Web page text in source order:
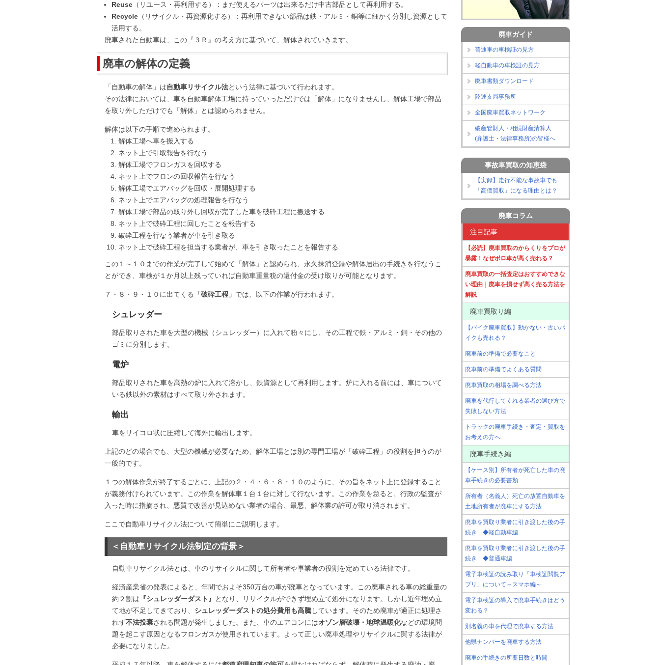
Reuse （リユース・再利用する）：まだ使えるパーツは出来るだけ中古部品として再利用する。
Recycle （リサイクル・再資源化する）：再利用できない部品は鉄・アルミ・銅等に細かく分別し資源として
活用する。
廃車された自動車は、この『３Ｒ』の考え方に基づいて、解体されていきます。
廃車の解体の定義
「自動車の解体」は自動車リサイクル法という法律に基づいて行われます。
その法律においては、車を自動車解体工場に持っていっただけでは「解体」になりませんし、解体工場で部品
を取り外しただけでも「解体」とは認められません。
解体は以下の手順で進められます。
解体工場へ車を搬入する
ネット上で引取報告を行なう
解体工場でフロンガスを回収する
ネット上でフロンの回収報告を行なう
解体工場でエアバッグを回収・展開処理する
ネット上でエアバッグの処理報告を行なう
解体工場で部品の取り外し回収が完了した車を破砕工程に搬送する
ネット上で破砕工程に回したことを報告する
破砕工程を行なう業者が車を引き取る
ネット上で破砕工程を担当する業者が、車を引き取ったことを報告する
この１～１０までの作業が完了して始めて「解体」と認められ、永久抹消登録や解体届出の手続きを行なうこ
とができ、車検が１か月以上残っていれば自動車重量税の還付金の受け取りが可能となります。
７・８・９・１０に出てくる 「破砕工程」 では、以下の作業が行われます。
シュレッダー
部品取りされた車を大型の機械（シュレッダー）に入れて粉々にし、その工程で鉄・アルミ・銅・その他の
ゴミに分別します。
電炉
部品取りされた車を高熱の炉に入れて溶かし、鉄資源として再利用します。炉に入れる前には、車について
いる鉄以外の素材はすべて取り外されます。
輸出
車をサイコロ状に圧縮して海外に輸出します。
上記のどの場合でも、大型の機械が必要なため、解体工場とは別の専門工場が「破砕工程」の役割を担うのが
一般的です。
１つの解体作業が終了するごとに、上記の２・４・６・８・１０のように、その旨をネット上に登録すること
が義務付けられています。この作業を解体車１台１台に対して行ないます。この作業を怠ると、行政の監査が
入った時に指摘され、悪質で改善が見込めない業者の場合、最悪、解体業の許可が取り消されます。
ここで自動車リサイクル法について簡単にご説明します。
＜自動車リサイクル法制定の背景＞
自動車リサイクル法とは、車のリサイクルに関して所有者や事業者の役割を定めている法律です。
経済産業省の発表によると、年間でおよそ350万台の車が廃車となっています。この廃車される車の総重量の
約２割は 『シュレッダーダスト』
となり、リサイクルができず埋め立て処分になります。しかし近年埋め立
て地が不足してきており、 シュレッダーダストの処分費用も高騰しています。そのため廃車が適正に処理さ
れず不法投棄される問題が発生しました。また、車のエアコンにはオゾン層破壊・地球温暖化などの環境問
題を起こす原因となるフロンガスが使用されています。よって正しい廃車処理やリサイクルに関する法律が
必要になりました。
廃車ガイド
普通車の車検証の見方
軽自動車の車検証の見方
廃車書類ダウンロード
陸運支局事務所
全国廃車買取ネットワーク
破産管財人・相続財産清算人
(弁護士・法律事務所)の皆様へ
事故車買取の知恵袋
【実録】走行不能な事故車でも
「高価買取」になる理由とは？
廃車コラム
注目記事
【必読】廃車買取のからくりをプロが
暴露！なぜボロ車が高く売れる？
廃車買取の一括査定はおすすめできな
い理由｜廃車を損せず高く売る方法を
解説
廃車買取り編
【バイク廃車買取】動かない・古いバ
イクも売れる？
廃車前の準備で必要なこと
廃車前の準備でよくある質問
廃車買取の相場を調べる方法
廃車を代行してくれる業者の選び方で
失敗しない方法
トラックの廃車手続き・査定・買取を
お考えの方へ
廃車手続き編
【ケース別】所有者が死亡した車の廃
車手続きの必要書類
所有者（名義人）死亡の放置自動車を
土地所有者が廃車にする方法
廃車を買取り業者に引き渡した後の手
続き ◆軽自動車編
廃車を買取り業者に引き渡した後の手
続き ◆普通車編
電子車検証の読み取り「車検証閲覧ア
プリ」について～スマホ編～
電子車検証の導入で廃車手続きはどう
変わる？
別名義の車を代理で廃車する方法
他県ナンバーを廃車する方法
廃車の手続きの所要日数と時間